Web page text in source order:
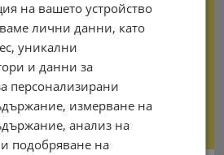
на вашето устройство
лични данни, като
уникални
и данни за
персонализирани
измерване на
анализ на
подобряване на